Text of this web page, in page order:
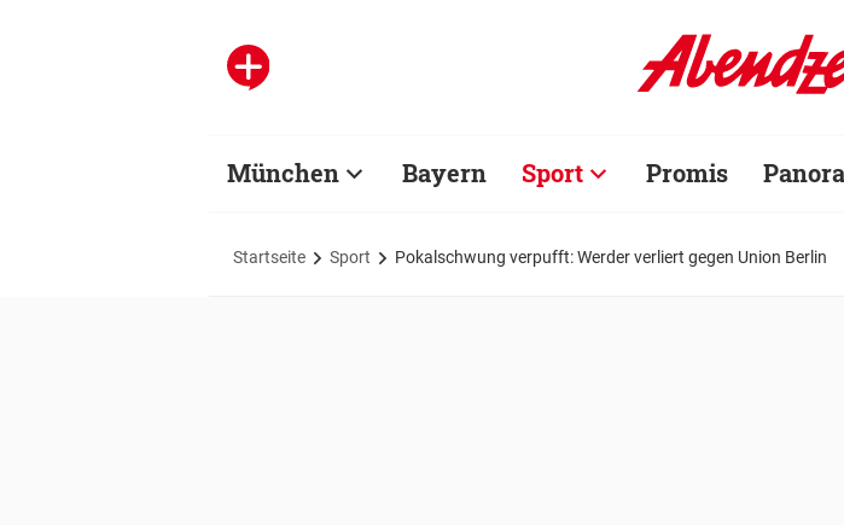
München Bayern Sport Promis
Startseite Sport Pokalschwung verpufft: Werder verliert gegen Union Berlin